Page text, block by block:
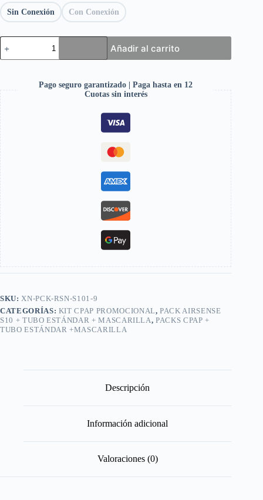
Sin Conexión Con Conexión
Añadir al carrito
Pago seguro garantizado | Paga hasta en 12
Cuotas sin interés
SKU:XN-PCK-RSN-S101-9
CATEGORÍAS: KIT CPAP PROMOCIONAL,PACK AIRSENSE
S10 + TUBO ESTÁNDAR + MASCARILLA,PACKS CPAP +
TUBO ESTÁNDAR +MASCARILLA
Descripción
Información adicional
Valoraciones (0)